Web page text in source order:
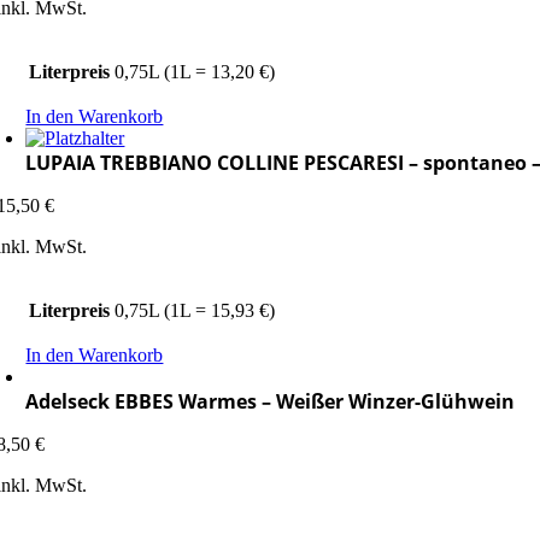
MwSt.
Literpreis 0,75L (1L = 13,20 €)
In den Warenkorb
LUPAIA TREBBIANO COLLINE PESCARESI – spontaneo
€
MwSt.
Literpreis 0,75L (1L = 15,93 €)
In den Warenkorb
Adelseck EBBES Warmes – Weißer Winzer-Glühwein
€
MwSt.